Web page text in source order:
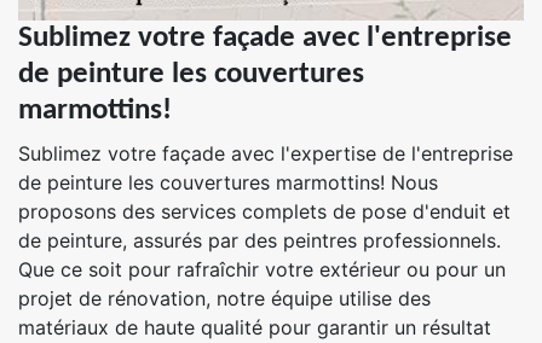
Sublimez votre façade avec l'entreprise
de peinture les couvertures
marmottins!
Sublimez votre façade avec l'expertise de l'entreprise
de peinture les couvertures marmottins! Nous
proposons des services complets de pose d'enduit et
de peinture, assurés par des peintres professionnels.
Que ce soit pour rafraîchir votre extérieur ou pour un
projet de rénovation, notre équipe utilise des
matériaux de haute qualité pour garantir un résultat